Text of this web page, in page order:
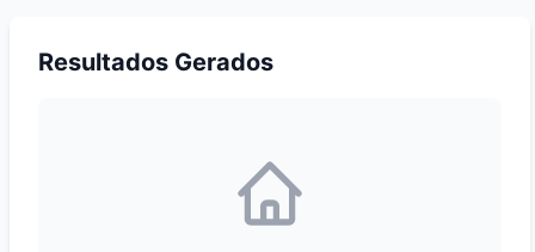
Resultados Gerados